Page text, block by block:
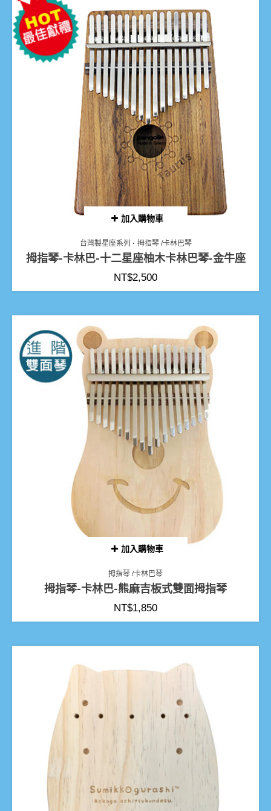
加入購物車
台灣製星座系列 拇指琴 /卡林巴琴
拇指琴-卡林巴-十二星座柚木卡林巴琴-金牛座
NT$2,500
加入購物車
拇指琴 /卡林巴琴
拇指琴-卡林巴-熊麻吉板式雙面拇指琴
NT$1,850